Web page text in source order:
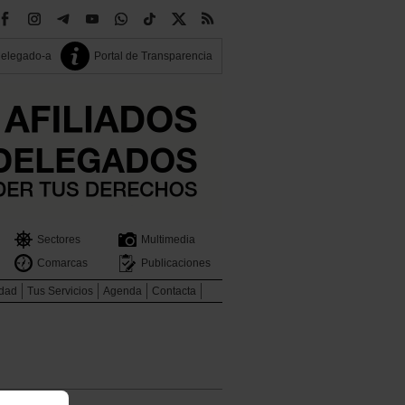
a Portal de Transparencia
Sectores
Multimedia
Comarcas Publicaciones
Tus Servicios Agenda Contacta